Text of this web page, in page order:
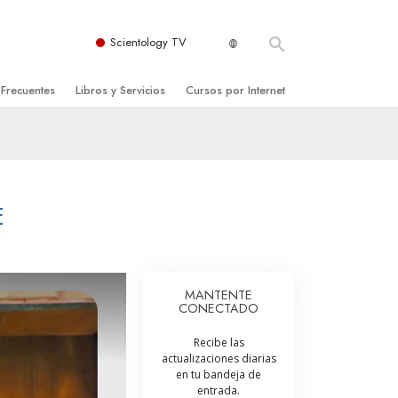
Scientology TV
de Scientology
Libros y Servicios
Introductorias
Iniciales
Cursos por Internet
Ayudas para Enfermedades y Lesiones
La Integridad y la Honestidad
La Escala Tonal Emocional
MANTENTE
CONECTADO
Recibe las
actualizaciones diarias
en tu bandeja de
entrada.